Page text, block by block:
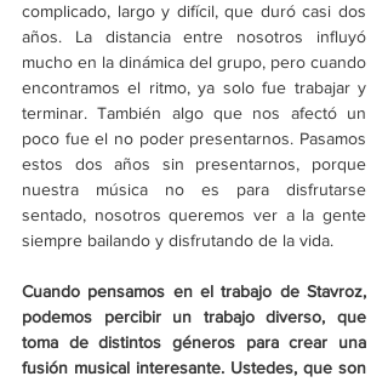
complicado, largo y difícil, que duró casi dos
años. La distancia entre nosotros influyó
mucho en la dinámica del grupo, pero cuando
encontramos el ritmo, ya solo fue trabajar y
terminar. También algo que nos afectó un
poco fue el no poder presentarnos. Pasamos
estos dos años sin presentarnos, porque
nuestra música no es para disfrutarse
sentado, nosotros queremos ver a la gente
siempre bailando y disfrutando de la vida.
Cuando pensamos en el trabajo de Stavroz,
podemos percibir un trabajo diverso, que
toma de distintos géneros para crear una
fusión musical interesante. Ustedes, que son